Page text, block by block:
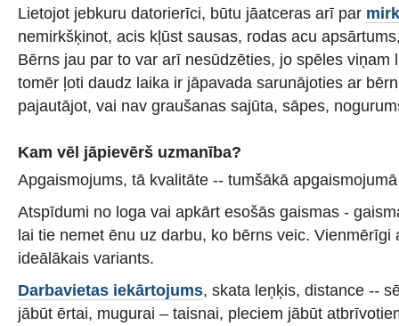
Lietojot jebkuru datorierīci, būtu jāatceras arī par
nemirkšķinot, acis kļūst sausas, rodas acu
Bērns jau par to var arī nesūdzēties, jo spēles viņam
tomēr ļoti daudz laika ir jāpavada sarunājoties ar
pajautājot, vai nav graušanas sajūta, sāpes,
Kam vēl jāpievērš uzmanība?
Apgaismojums, tā kvalitāte -- tumšākā
Atspīdumi no loga vai apkārt esošās gaismas -
lai tie nemet ēnu uz darbu, ko bērns veic. Vienmērīgi
ideālākais variants.
Darbavietas iekārtojums, skata leņķis, distance --
jābūt ērtai, mugurai – taisnai, pleciem jābūt